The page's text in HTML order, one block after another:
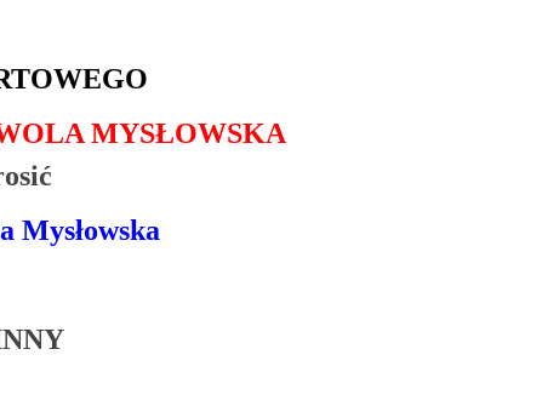
MYSŁOWSKA
Mysłowska